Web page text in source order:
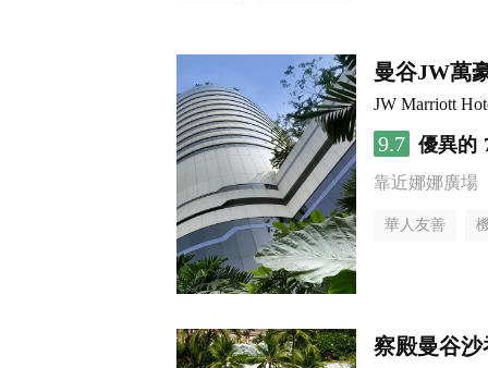
曼谷JW萬
JW Marriott
9.7 優異的
靠近娜娜廣場
華人友善
察殿曼谷沙